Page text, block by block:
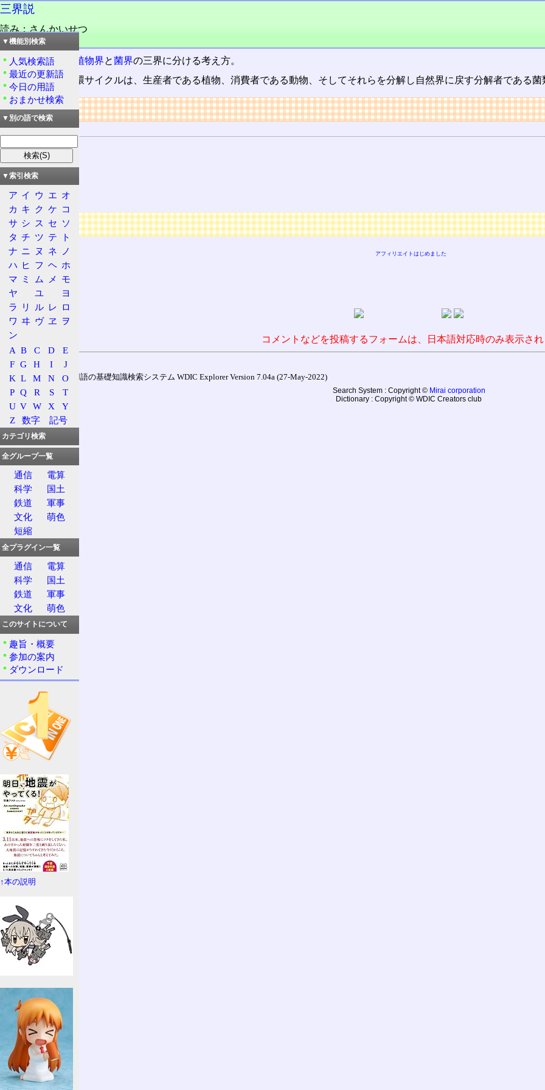
三界説
読み：さんかいせつ
品詞：名詞
生物を動物界 植物界と菌界の三界に分ける考え方。
自然界の物質循環サイクルは、生産者である植物、消費者である動物、そしてそれらを分解し自然界に戻す分解者である
リンク
関連する用語
生物
菌界
動物界
植物界
広告
アフィリエイトはじめました
コメントなどを投稿するフォームは、日本語対応時のみ表示さ
通信用語の基礎知識検索システム WDIC Explorer Version 7.04a (27-May-2022)
Search System : Copyright © Mirai corporation
Dictionary : Copyright © WDIC Creators club
▼機能別検索
人気検索語
最近の更新語
今日の用語
おまかせ検索
▼別の語で検索
▼索引検索
ア イ ウ エ オ
カ キ ク ケ コ
サ シ ス セ ソ
タ チ ツ テ
ト
ナ ニ ヌ ネ
ノ
ハ ヒ フ ヘ ホ
マ ミ ム メ
モ
ヤ
ユ
ヨ
ラ
リ ル レ ロ
ワ ヰ ヴ ヱ
ヲ
ン
A B C D
E
F G H I
J
K L M N
O
P Q R S
T
U V W X
Y
Z
数字 記号
カテゴリ検索
全グループ一覧
通信
電算
科学
国土
鉄道
軍事
文化
萌色
短縮
全プラグイン一覧
通信
電算
科学
国土
鉄道
軍事
文化
萌色
このサイトについて
趣旨・概要
参加の案内
ダウンロード
↑本の説明